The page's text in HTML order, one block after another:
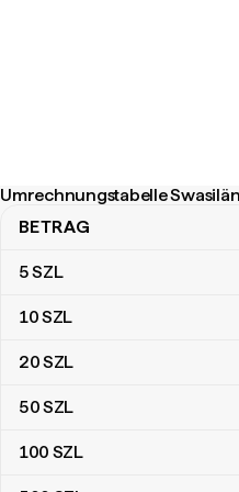
Umrechnungstabelle
Umrechnungstabelle
BETRAG
5SZL
10SZL
20SZL
50SZL
100 SZL